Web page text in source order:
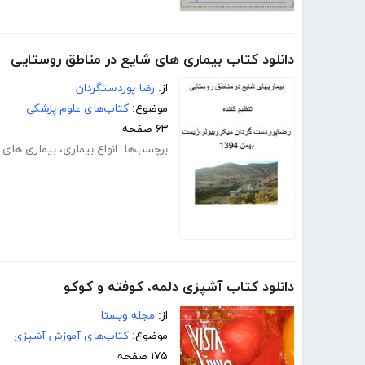
دانلود کتاب بیماری های شایع در مناطق روستایی
از: رضا پوردستگردان
موضوع: کتاب‌های علوم پزشکی
۶۳ صفحه
برچسب‌ها: انواع بیماری، بیماری
دانلود کتاب آشپزی دلمه، کوفته و کوکو
از: مجله ویستا
موضوع: کتاب‌های آموزش آشپزی
۱۷۵ صفحه